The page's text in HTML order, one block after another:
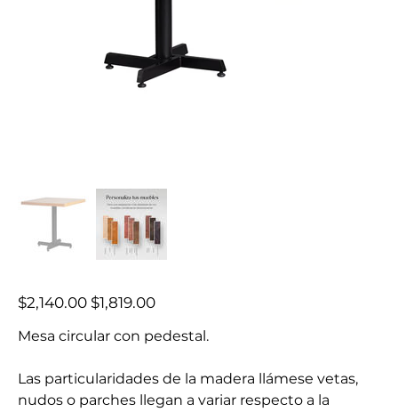
Precio
original
$2,140.00 Precio
de
$1,819.00
Mesa circular con pedestal.
Las particularidades de la madera llámese vetas,
nudos o parches llegan a variar respecto a la